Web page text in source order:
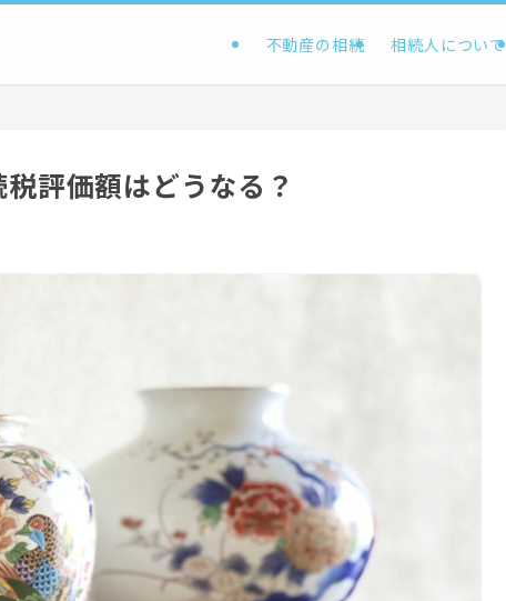
不動産の相続 相続人について
評価額はどうなる？